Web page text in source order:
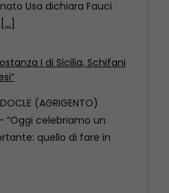
– “Oggi celebriamo un
quello di fare in
si abbandonano,
– “Non si
gli animali, ormai ci sono